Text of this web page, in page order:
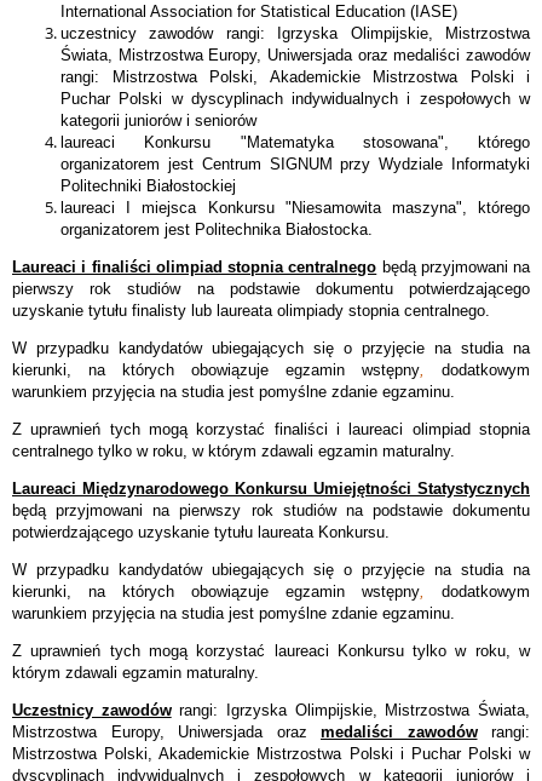
International Association for Statistical Education (IASE)
uczestnicy zawodów rangi: Igrzyska Olimpijskie, Mistrzostwa
Świata, Mistrzostwa Europy, Uniwersjada oraz medaliści zawodów
rangi: Mistrzostwa Polski, Akademickie Mistrzostwa Polski i
Puchar Polski w dyscyplinach indywidualnych i zespołowych w
kategorii juniorów i seniorów
laureaci Konkursu "Matematyka stosowana", którego
organizatorem jest Centrum SIGNUM przy Wydziale Informatyki
Politechniki Białostockiej
laureaci I miejsca Konkursu "Niesamowita maszyna", którego
organizatorem jest Politechnika Białostocka.
Laureaci i finaliści olimpiad stopnia centralnego będą przyjmowani na
pierwszy rok studiów na podstawie dokumentu potwierdzającego
uzyskanie tytułu finalisty lub laureata olimpiady stopnia centralnego.
W przypadku kandydatów ubiegających się o przyjęcie na studia na
kierunki, na których obowiązuje egzamin wstępny
dodatkowym
warunkiem przyjęcia na studia jest pomyślne zdanie egzaminu.
Z uprawnień tych mogą korzystać finaliści i laureaci olimpiad stopnia
centralnego tylko w roku, w którym zdawali egzamin maturalny.
Laureaci Międzynarodowego Konkursu Umiejętności Statystycznych
będą przyjmowani na pierwszy rok studiów na podstawie dokumentu
potwierdzającego uzyskanie tytułu laureata Konkursu.
W przypadku kandydatów ubiegających się o przyjęcie na studia na
kierunki, na których obowiązuje egzamin wstępny
dodatkowym
warunkiem przyjęcia na studia jest pomyślne zdanie egzaminu.
Z uprawnień tych mogą korzystać laureaci Konkursu tylko w roku, w
którym zdawali egzamin maturalny.
Uczestnicy zawodówrangi: Igrzyska Olimpijskie, Mistrzostwa Świata,
Mistrzostwa Europy, Uniwersjada oraz medaliści zawodówrangi:
Mistrzostwa Polski, Akademickie Mistrzostwa Polski i Puchar Polski w
dyscyplinach indywidualnych i zespołowych w kategorii juniorów i